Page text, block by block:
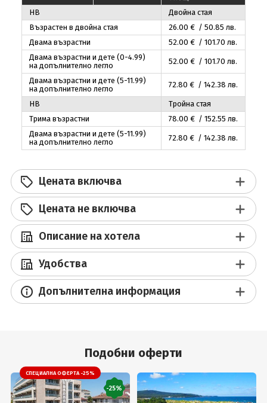
HB
Двойна стая
Възрастен в двойна стая
26.00 € / 50.85 лв.
Двама възрастни
52.00 € / 101.70 лв.
Двама възрастни и дете (0-4.99)
на допълнително легло
52.00 € / 101.70 лв.
Двама възрастни и дете (5-11.99)
на допълнително легло
72.80 € / 142.38 лв.
HB
Тройна стая
Трима възрастни
78.00 € / 152.55 лв.
Двама възрастни и дете (5-11.99)
на допълнително легло
72.80 € / 142.38 лв.
Цената включва
Цената не включва
Описание на хотела
Удобства
Допълнителна информация
Подобни оферти
СПЕЦИАЛНА ОФЕРТА -25%
-25%